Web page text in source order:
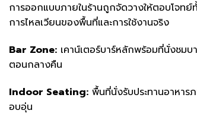
การออกแบบภายในร้านถูกจัดวางให้ตอบโจทย์
การไหลเวียนของพื้นที่และการใช้งานจริง
Bar Zone: เคาน์เตอร์บาร์หลักพร้อมที่นั่งชมบ
ตอนกลางคืน
Indoor Seating: พื้นที่นั่งรับประทานอาหาร
อบอุ่น